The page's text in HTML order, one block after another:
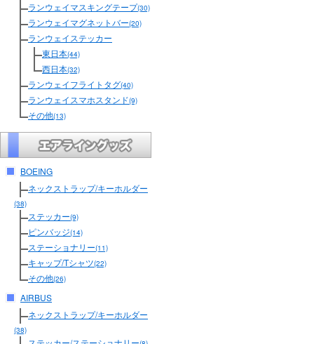
ランウェイマスキングテープ(30)
ランウェイマグネットバー(20)
ランウェイステッカー
東日本(44)
西日本(32)
ランウェイフライトタグ(40)
ランウェイスマホスタンド(9)
その他(13)
BOEING
ネックストラップ/キーホルダー
(38)
ステッカー(9)
ピンバッジ(14)
ステーショナリー(11)
キャップ/Tシャツ(22)
その他(26)
AIRBUS
ネックストラップ/キーホルダー
(38)